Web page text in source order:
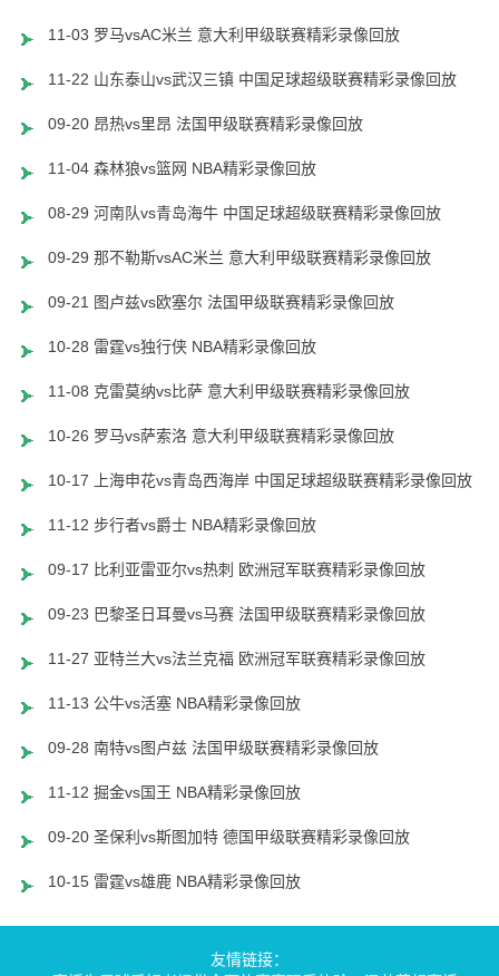
11-03 罗马vsAC米兰 意大利甲级联赛精彩录像回放
11-22 山东泰山vs武汉三镇 中国足球超级联赛精彩录像回放
09-20 昂热vs里昂 法国甲级联赛精彩录像回放
11-04 森林狼vs篮网 NBA精彩录像回放
08-29 河南队vs青岛海牛 中国足球超级联赛精彩录像回放
09-29 那不勒斯vsAC米兰 意大利甲级联赛精彩录像回放
09-21 图卢兹vs欧塞尔 法国甲级联赛精彩录像回放
10-28 雷霆vs独行侠 NBA精彩录像回放
11-08 克雷莫纳vs比萨 意大利甲级联赛精彩录像回放
10-26 罗马vs萨索洛 意大利甲级联赛精彩录像回放
10-17 上海申花vs青岛西海岸 中国足球超级联赛精彩录像回放
11-12 步行者vs爵士 NBA精彩录像回放
09-17 比利亚雷亚尔vs热刺 欧洲冠军联赛精彩录像回放
09-23 巴黎圣日耳曼vs马赛 法国甲级联赛精彩录像回放
11-27 亚特兰大vs法兰克福 欧洲冠军联赛精彩录像回放
11-13 公牛vs活塞 NBA精彩录像回放
09-28 南特vs图卢兹 法国甲级联赛精彩录像回放
11-12 掘金vs国王 NBA精彩录像回放
09-20 圣保利vs斯图加特 德国甲级联赛精彩录像回放
10-15 雷霆vs雄鹿 NBA精彩录像回放
友情链接：